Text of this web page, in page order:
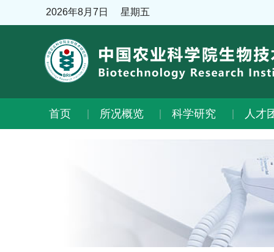
2026年8月7日 星期五
首页 所况概览 科学研究 人才